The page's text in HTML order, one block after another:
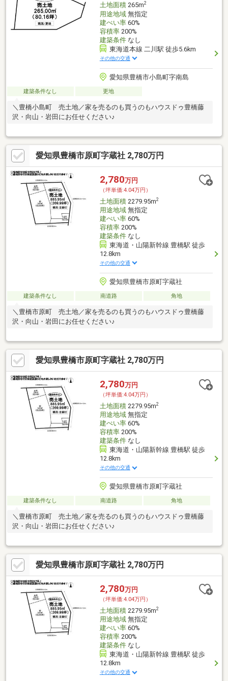
土地面積265m2
用途地域無指定
建ぺい率60%
容積率200%
建築条件なし
東海道本線 二川駅 徒歩5.6km
その他の交通
愛知県豊橋市小島町字南島
建築条件なし 更地
＼豊橋小島町 売土地／家を売るのも買うのもハウスドゥ豊橋藤
沢・向山・岩田にお任せください♪
愛知県豊橋市原町字蔵社 2,780万円
2,780万円
（坪単価:4.04万円）
土地面積2279.95m2
用途地域無指定
建ぺい率60%
容積率200%
建築条件なし
東海道・山陽新幹線 豊橋駅 徒歩
12.8km
その他の交通
愛知県豊橋市原町字蔵社
建築条件なし 南道路 角地
＼豊橋市原町 売土地／家を売るのも買うのもハウスドゥ豊橋藤
沢・向山・岩田にお任せください♪
愛知県豊橋市原町字蔵社 2,780万円
2,780万円
（坪単価:4.04万円）
土地面積2279.95m2
用途地域無指定
建ぺい率60%
容積率200%
建築条件なし
東海道・山陽新幹線 豊橋駅 徒歩
12.8km
その他の交通
愛知県豊橋市原町字蔵社
建築条件なし 南道路 角地
＼豊橋市原町 売土地／家を売るのも買うのもハウスドゥ豊橋藤
沢・向山・岩田にお任せください♪
愛知県豊橋市原町字蔵社 2,780万円
2,780万円
（坪単価:4.04万円）
土地面積2279.95m2
用途地域無指定
建ぺい率60%
容積率200%
建築条件なし
東海道・山陽新幹線 豊橋駅 徒歩
12.8km
その他の交通